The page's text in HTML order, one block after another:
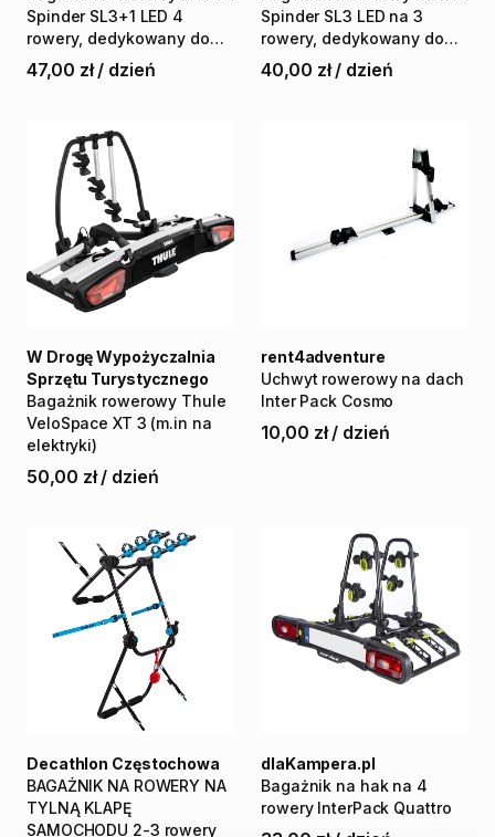
Spinder SL3+1 LED 4
rowery​,​ dedykowany do
busów
osobówek
47,00 zł / dzień
Spinder SL3 LED na 3
rowery​,​ dedykowany do
busów
osobówek
40,00 zł / dzień
Bagażnik rowerowy Thule
VeloSpace XT 3 (m.in na
elektryki)
W Drogę Wypożyczalnia
Sprzętu Turystycznego
50,00 zł / dzień
Uchwyt rowerowy na dach
Inter Pack Cosmo
rent4adventure
10,00 zł / dzień
BAGAŻNIK NA ROWERY NA
TYLNĄ KLAPĘ
SAMOCHODU 2-3 rowery
Decathlon Częstochowa
Bagażnik na hak na 4
rowery InterPack Quattro
dlaKampera.pl